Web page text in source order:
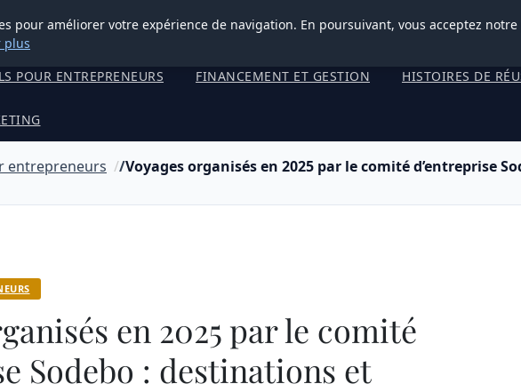
POUR ENTREPRENEURS FINANCEMENT ET GESTION HISTOIRES DE
entrepreneurs Voyages organisés en 2025 par le comité d’entreprise
en 2025 par le comité
Sodebo : destinations et
pour améliorer votre expérience de navigation. En poursuivant, vous acceptez
plus